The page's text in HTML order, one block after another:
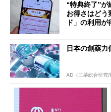
“特典終了”
お得さはど
ド」の利用が
日本の創薬
AD（三菱総合研究